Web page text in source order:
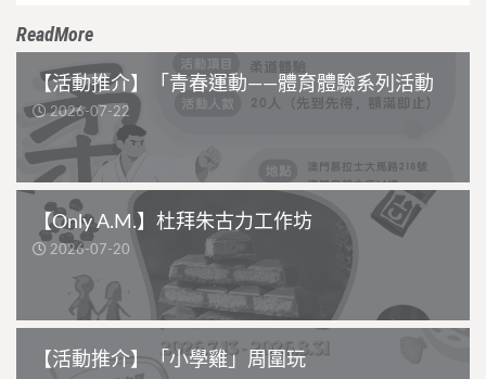
ReadMore
【活動推介】「青春運動——體育體驗系列活動
2026-07-22
【Only A.M.】杜拜朱古力工作坊
2026-07-20
【活動推介】「小學雞」周圍玩